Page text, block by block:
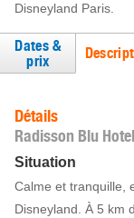
Disneyland Paris.
Dates &
prix
Détails
Radisson Blu
Situation
Calme et tranquille,
Disneyland. À 5 km